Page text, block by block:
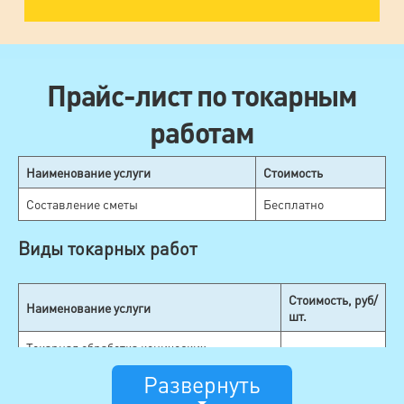
Прайс-лист по токарным
работам
Наименование услуги
Стоимость
Составление сметы
Бесплатно
Виды токарных работ
Наименование услуги
Стоимость, руб/
шт.
Токарная обработка конических
Токарная обработка цилиндрических
Развернуть